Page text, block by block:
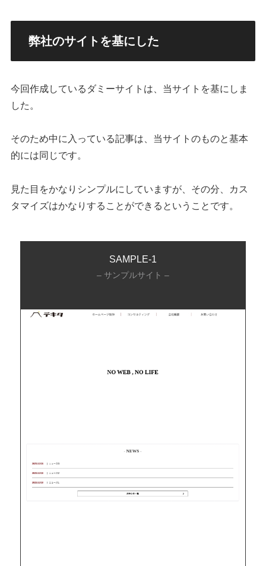
弊社のサイトを基にした
今回作成しているダミーサイトは、当サイトを基にしま
した。
そのため中に入っている記事は、当サイトのものと基本
的には同じです。
見た目をかなりシンプルにしていますが、その分、カス
タマイズはかなりすることができるということです。
SAMPLE-1
– サンプルサイト –